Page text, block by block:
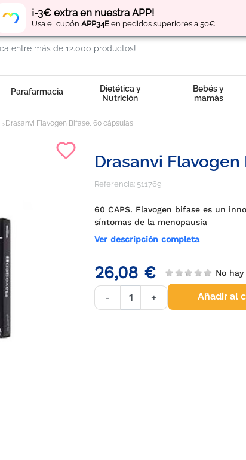
¡-3€ extra en nuestra APP!
Usa el cupón APP34E en pedidos superiores a 50€
Regístratey obtén
Parafarmacia
Dietética y
Nutrición
Bebés y
mamás
Drasanvi Flavogen Bifase, 60 cápsulas
Drasanvi
Referencia: 511769
60 CAPS. Flavogen bifase es un
síntomas de la menopausia
Ver descripción completa
26,08 € No
- + Añadir al